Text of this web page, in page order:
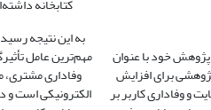
کتابخانه
خود با عنوان
برای افزایش
و وفاداری کاربر بر
به این نتیجه
مهم‌ترین عامل
وفاداری مشتری،
الکترونیکی است و